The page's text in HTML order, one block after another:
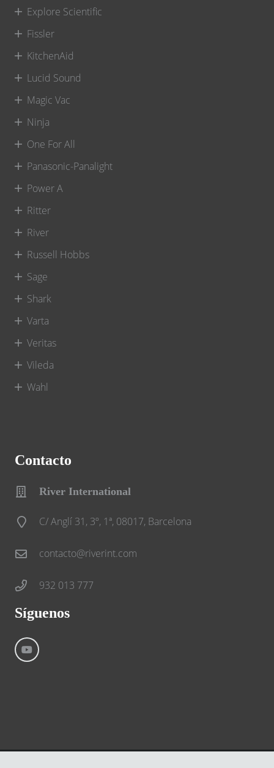
Explore Scientific
Fissler
KitchenAid
Lucid Sound
Magic Vac
Ninja
One For All
Panasonic-Panalight
Power A
Ritter
River
Russell Hobbs
Sage
Shark
Varta
Veritas
Vileda
Wahl
Contacto
River International
C/ Anglí 31, 3º, 1ª, 08017, Barcelona
contacto@riverint.com
932 013 777
Síguenos